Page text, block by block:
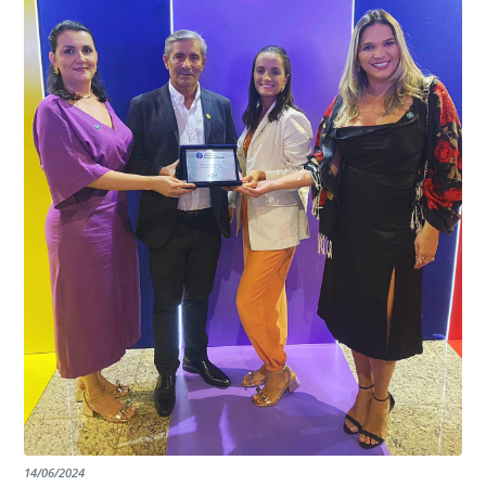
garantindo assim a continuidade e a qualidade do
programa.
EDITAL RENOVAÇÃO DO CREDENCIAMENTO
INSTITUIÇÕES
14/06/2024